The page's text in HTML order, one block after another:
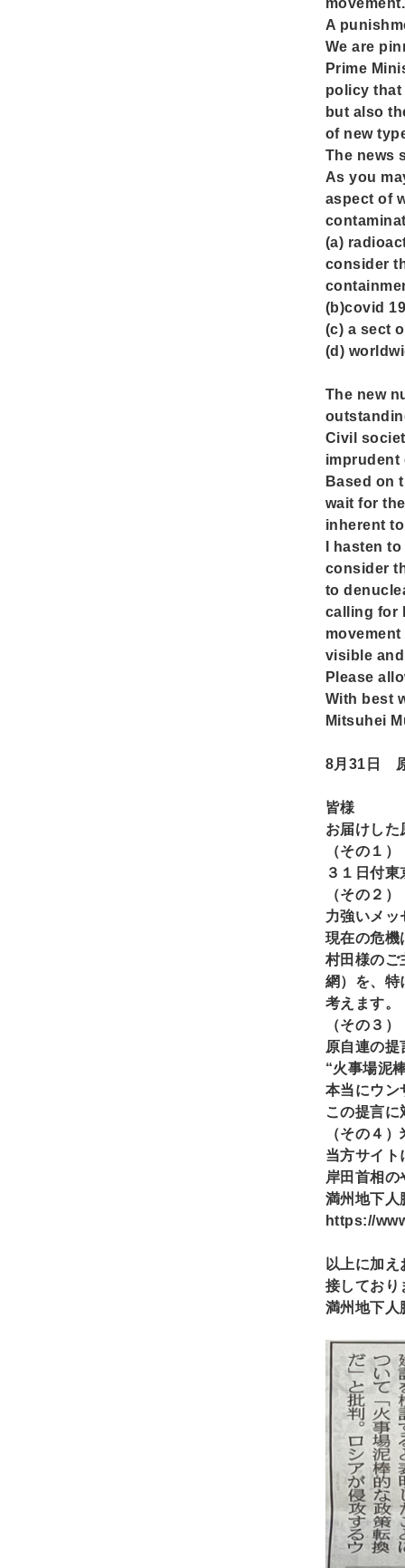
A
We are
Prime
policy
but also
of new
The news
As you
aspect of
(a)
consider
(b)covid
(c) a sect
(d)
The new
Civil
imprudent
Based on
wait for
inherent
I hasten
consider
to
calling for
movement
visible
Please
With best
Mitsuhei
8月31日
皆様
お届けした
（その１）
３１日付
（その２）
力強いメッ
現在の危機
村田様の
網）を、特
考えます。
（その３）
原自連の
“火事場泥
本当にウン
この提言
（その４
当方サイト
岸田首相
満州地下人
https://
以上に加
接しており
満州地下人